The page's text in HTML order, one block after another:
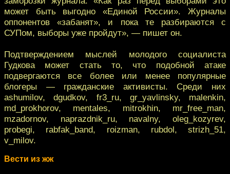
может быть выгодно «Единой России». Журналы
оппонентов «забанят», и пока те разбираются с
СУПом, выборы уже пройдут», — пишет он.
Подтверждением мыслей молодого социалиста
Гудкова может стать то, что подобной атаке
подвергаются все более или менее популярные
блогеры — гражданские активисты. Среди них
ashumilov, dgudkov, fr3_ru, gr_yavlinsky, malenkin,
md_prokhorov, mentales, mitrokhin, mr_free_man,
mzadornov, naprazdnik_ru, navalny, oleg_kozyrev,
probegi, rabfak_band, roizman, rubdol, strizh_51,
v_milov.
Вести из жж